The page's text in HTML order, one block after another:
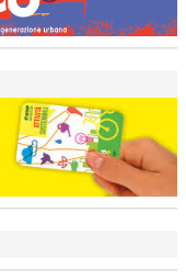
bilancio della stagione